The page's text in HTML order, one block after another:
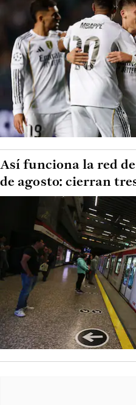
Así funciona la red
de agosto: cierran